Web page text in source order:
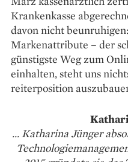
Kranken­kasse
davon nicht
Marken­attribute – der
günstigste Weg zum
einhalten, steht uns
reiterposition
... Katharina Jünger